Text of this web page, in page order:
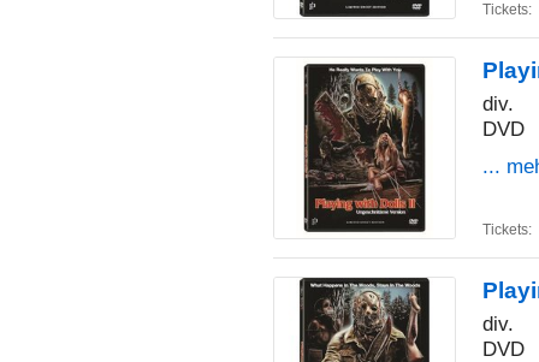
Tickets:
div.
DVD
...
Tickets:
div.
DVD